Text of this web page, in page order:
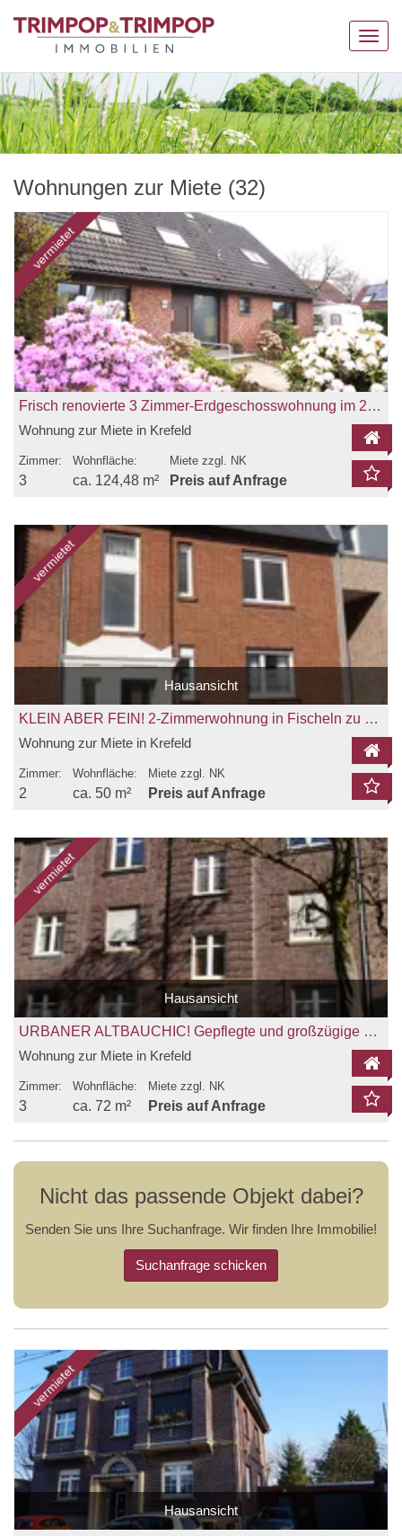
Wohnungen zur Miete (32)
vermietet
Frisch renovierte 3 Zimmer-Erdgeschosswohnung im 2-Familienhaus zu vermieten!
Wohnung zur Miete in Krefeld
Zimmer:
3
Wohnfläche:
ca. 124,48 m²
Miete zzgl. NK
Preis auf Anfrage
vermietet
Hausansicht
KLEIN ABER FEIN! 2-Zimmerwohnung in Fischeln zu vermieten!
Wohnung zur Miete in Krefeld
Zimmer:
2
Wohnfläche:
ca. 50 m²
Miete zzgl. NK
Preis auf Anfrage
vermietet
Hausansicht
URBANER ALTBAUCHIC! Gepflegte und großzügige 3-Zimmerwohnung in Krefeld zu vermieten!
Wohnung zur Miete in Krefeld
Zimmer:
3
Wohnfläche:
ca. 72 m²
Miete zzgl. NK
Preis auf Anfrage
Nicht das passende Objekt dabei?
Senden Sie uns Ihre Suchanfrage. Wir finden Ihre Immobilie!
Suchanfrage schicken
vermietet
Hausansicht